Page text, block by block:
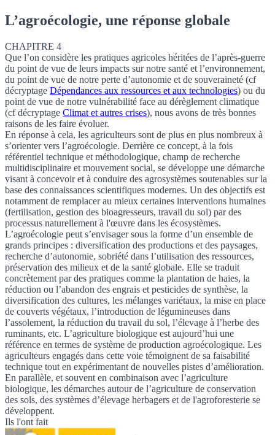
L’agroécologie, une réponse globale
CHAPITRE 4
Que l’on considère les pratiques agricoles héritées de l’après-guerre
du point de vue de leurs impacts sur notre santé et l’environnement,
du point de vue de notre perte d’autonomie et de souveraineté (cf
décryptage Dépendances aux ressources et aux technologies) ou du
point de vue de notre vulnérabilité face au dérèglement climatique
(cfdécryptage Climat et autres crises), nous avons de très bonnes
raisons de les faire évoluer.
En réponse à cela, les agriculteurs sont de plus en plus nombreux à
s’orienter vers l’agroécologie. Derrière ce concept, à la fois
référentiel technique et méthodologique, champ de recherche
multidisciplinaire et mouvement social, se développe une démarche
visant à concevoir et à conduire des agrosystèmes soutenables sur la
base des connaissances scientifiques modernes. Un des objectifs est
notamment de remplacer au mieux certaines interventions humaines
(fertilisation, gestion des bioagresseurs, travail du sol) par des
processus naturellement à l'œuvre dans les écosystèmes.
L’agroécologie peut s’envisager sous la forme d’un ensemble de
grands principes : diversification des productions et des paysages,
recherche d’autonomie, sobriété dans l’utilisation des ressources,
préservation des milieux et de la santé globale. Elle se traduit
concrètement par des pratiques comme la plantation de haies, la
réduction ou l’abandon des engrais et pesticides de synthèse, la
diversification des cultures, les mélanges variétaux, la mise en place
de couverts végétaux, l’introduction de légumineuses dans
l’assolement, la réduction du travail du sol, l’élevage à l’herbe des
ruminants, etc. L’agriculture biologique est aujourd’hui une
référence en termes de système de production agroécologique. Les
agriculteurs engagés dans cette voie témoignent de sa faisabilité
technique tout en expérimentant de nouvelles pistes d’amélioration.
En parallèle, et souvent en combinaison avec l’agriculture
biologique, les démarches autour de l’agriculture de conservation
des sols, des systèmes d’élevage herbagers et de l'agroforesterie se
développent.
Ils l'ont fait